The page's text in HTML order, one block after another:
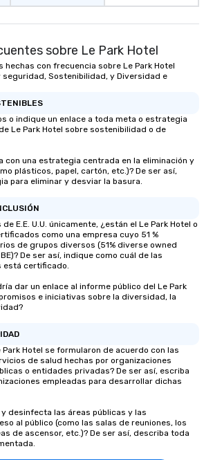
sobre Le Park Hotel
hechas con frecuencia sobre Le Park Hotel
seguridad, Sostenibilidad, y Diversidad e
o indique un enlace a toda meta o estrategia
Le Park Hotel sobre sostenibilidad o de
con una estrategia centrada en la eliminación y
plásticos, papel, cartón, etc.)? De ser así,
para eliminar y desviar la basura.
E.E. U.U. únicamente, ¿están el Le Park Hotel o
como una empresa cuyo 51 %
de grupos diversos (51% diverse owned
De ser así, indique como cuál de las
está certificado.
dar un enlace al informe público del Le Park
e iniciativas sobre la diversidad, la
Hotel se formularon de acuerdo con las
de salud hechas por organizaciones
o entidades privadas? De ser así, escriba
empleadas para desarrollar dichas
y desinfecta las áreas públicas y las
al público (como las salas de reuniones, los
de ascensor, etc.)? De ser así, describa toda